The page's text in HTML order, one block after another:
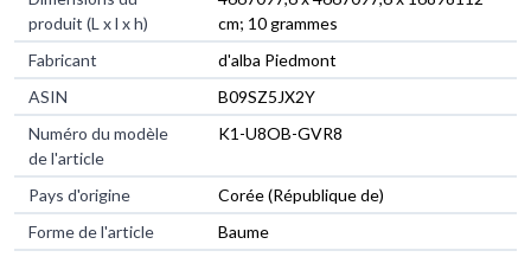
produit (L x l x h)
cm; 10 grammes
Fabricant
d'alba Piedmont
ASIN
B09SZ5JX2Y
Numéro du modèle
de l'article
K1-U8OB-GVR8
Pays d'origine
Corée (République de)
Forme de l'article
Baume